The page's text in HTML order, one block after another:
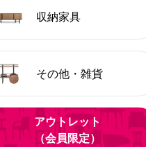
収納家具
その他・雑貨
アウトレット
（会員限定）